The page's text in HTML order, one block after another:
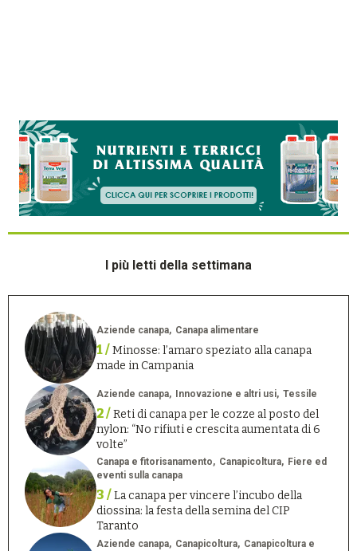
I più letti della settimana
Aziende canapa Canapa alimentare
1 /Minosse: l’amaro speziato alla canapa
made in Campania
Aziende canapa Innovazione e altri usi Tessile
2 /Reti di canapa per le cozze al posto del
nylon: “No rifiuti e crescita aumentata di 6
volte”
Canapa e fitorisanamento Canapicoltura
Fiere ed
eventi sulla canapa
3 /La canapa per vincere l’incubo della
diossina: la festa della semina del CIP
Taranto
Aziende canapa Canapicoltura
Canapicoltura e